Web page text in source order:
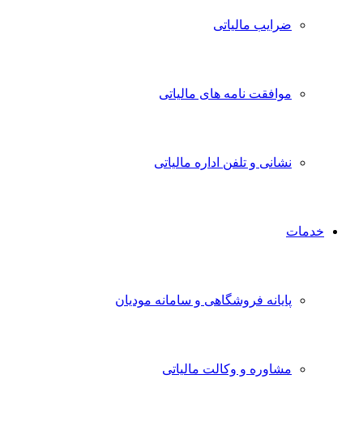
ضرایب مالیاتی
موافقت نامه های مالیاتی
نشانی و تلفن اداره مالیاتی
خدمات
پایانه فروشگاهی و سامانه مودیان
مشاوره و وکالت مالیاتی